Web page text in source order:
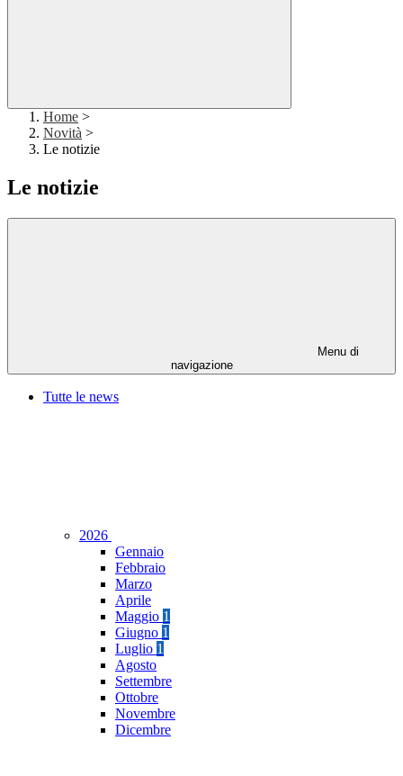
Home >
Novità >
Le notizie
Le notizie
Menu di
navigazione
Tutte le news
2026
Gennaio
Febbraio
Marzo
Aprile
Maggio 1
Giugno 1
Luglio 1
Agosto
Settembre
Ottobre
Novembre
Dicembre